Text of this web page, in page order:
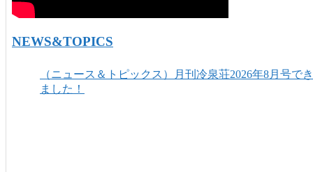
NEWS&TOPICS
（ニュース＆トピックス）月刊冷泉荘2026年8月号でき
ました！